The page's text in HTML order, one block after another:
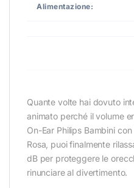
Alimentazione:
Quante volte hai dovuto
animato perché il volume
On-Ear Philips Bambini
Rosa, puoi finalmente
dB per proteggere le
rinunciare al divertimento.